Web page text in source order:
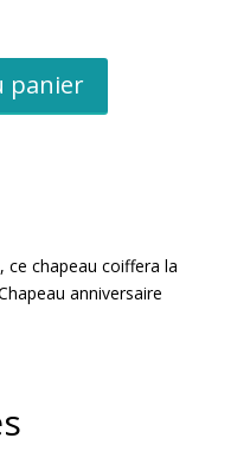
panier
ce chapeau coiffera la
anniversaire